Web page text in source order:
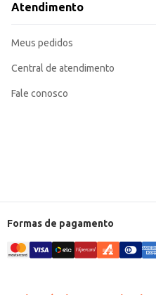
Atendimento
Meus pedidos
Central de atendimento
Fale conosco
Formas de pagamento